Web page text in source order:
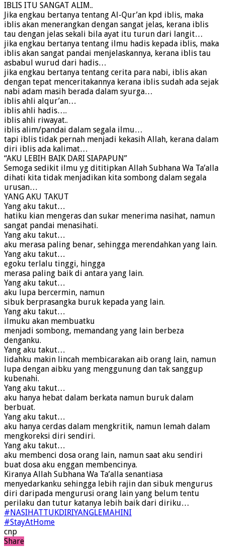
IBLIS ITU SANGAT ALIM..
Jika engkau bertanya tentang Al-Qur’an kpd iblis, maka
iblis akan menerangkan dengan sangat jelas, kerana iblis
tau dengan jelas sekali bila ayat itu turun dari langit…
jika engkau bertanya tentang ilmu hadis kepada iblis, maka
iblis akan sangat pandai menjelaskannya, kerana iblis tau
asbabul wurud dari hadis…
jika engkau bertanya tentang cerita para nabi, iblis akan
dengan tepat menceritakannya kerana iblis sudah ada sejak
nabi adam masih berada dalam syurga…
iblis ahli alqur’an…
iblis ahli hadis….
iblis ahli riwayat..
iblis alim/pandai dalam segala ilmu…
tapi iblis tidak pernah menjadi kekasih Allah, kerana dalam
diri iblis ada kalimat…
“AKU LEBIH BAIK DARI SIAPAPUN”
Semoga sedikit ilmu yg dititipkan Allah Subhana Wa Ta’alla
dihati kita tidak menjadikan kita sombong dalam segala
urusan…
YANG AKU TAKUT
Yang aku takut…
hatiku kian mengeras dan sukar menerima nasihat, namun
sangat pandai menasihati.
Yang aku takut…
aku merasa paling benar, sehingga merendahkan yang lain.
Yang aku takut…
egoku terlalu tinggi, hingga
merasa paling baik di antara yang lain.
Yang aku takut…
aku lupa bercermin, namun
sibuk berprasangka buruk kepada yang lain.
Yang aku takut…
ilmuku akan membuatku
menjadi sombong, memandang yang lain berbeza
denganku.
Yang aku takut…
lidahku makin lincah membicarakan aib orang lain, namun
lupa dengan aibku yang menggunung dan tak sanggup
kubenahi.
Yang aku takut…
aku hanya hebat dalam berkata namun buruk dalam
berbuat.
Yang aku takut…
aku hanya cerdas dalam mengkritik, namun lemah dalam
mengkoreksi diri sendiri.
Yang aku takut…
aku membenci dosa orang lain, namun saat aku sendiri
buat dosa aku enggan membencinya.
Kiranya Allah Subhana Wa Ta’alla senantiasa
menyedarkanku sehingga lebih rajin dan sibuk mengurus
diri daripada mengurusi orang lain yang belum tentu
perilaku dan tutur katanya lebih baik dari diriku…
#NASIHATTUKDIRIYANGLEMAHINI
#StayAtHome
cnp
Share